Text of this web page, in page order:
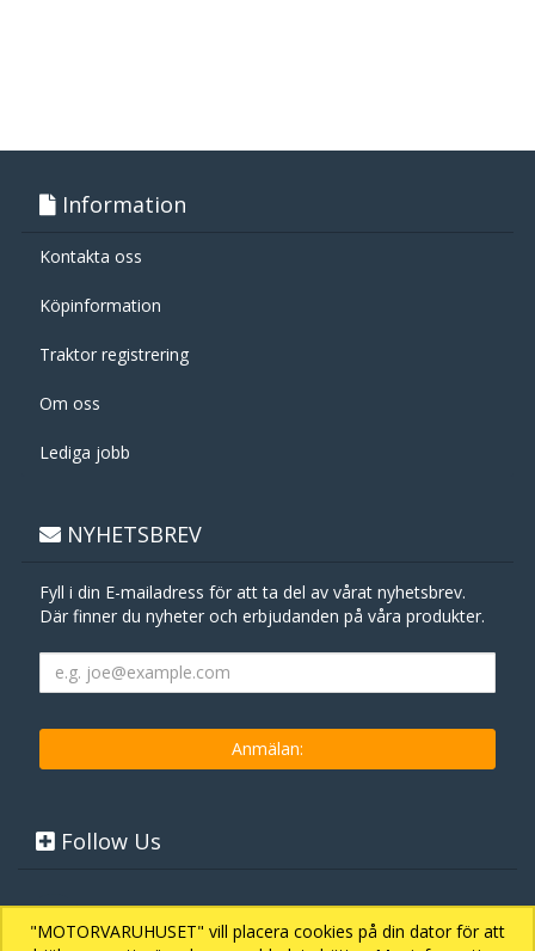
"MOTORVARUHUSET" vill placera cookies på din dator för att
Information
Kontakta oss
Köpinformation
Traktor registrering
Om oss
Lediga jobb
NYHETSBREV
Fyll i din E-mailadress för att ta del av vårat nyhetsbrev.
Där finner du nyheter och erbjudanden på våra produkter.
Follow Us